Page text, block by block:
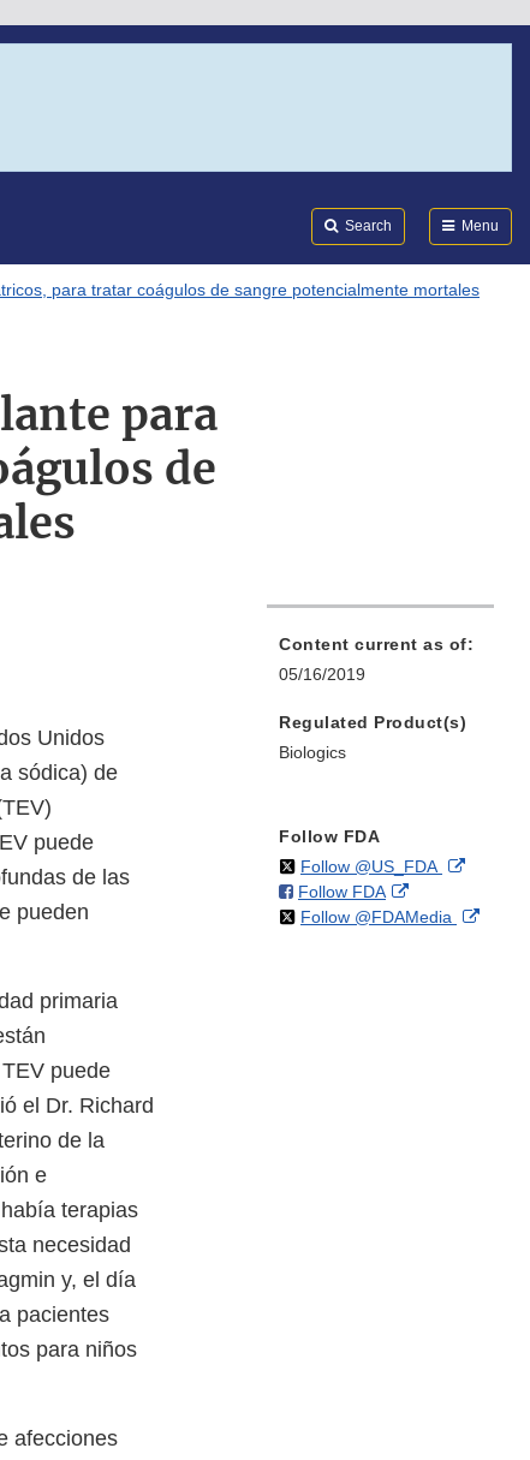
Search Menu
para tratar coágulos de sangre potencialmente mortales
para
de
Unidos
sódica) de
puede
de las
pueden
primaria
puede
el Dr. Richard
de la
e
terapias
necesidad
y, el día
pacientes
para niños
afecciones
Content current as of:
05/16/2019
Regulated Product(s)
Biologics
Follow FDA
Follow @US_FDAon External
Follow FDAon
Facebook
External
Link
Follow @FDAMedia on